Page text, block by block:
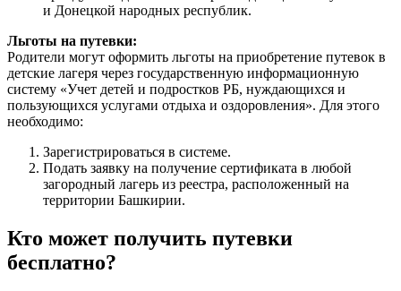
и Донецкой народных республик.
Льготы на путевки:
Родители могут оформить льготы на приобретение путевок в
детские лагеря через государственную информационную
систему «Учет детей и подростков РБ, нуждающихся и
пользующихся услугами отдыха и оздоровления». Для этого
необходимо:
Зарегистрироваться в системе.
Подать заявку на получение сертификата в любой
загородный лагерь из реестра, расположенный на
территории Башкирии.
Кто может получить путевки
бесплатно?